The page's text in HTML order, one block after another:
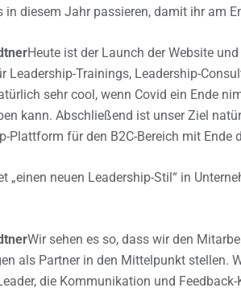
in diesem Jahr passieren, damit ihr am
Heute ist der Launch der Website
Leadership-Trainings, Leadership-
sehr cool, wenn Covid ein Ende
kann. Abschließend ist unser Ziel
Plattform für den B2C-Bereich mit Ende
„einen neuen Leadership-Stil“ in
Wir sehen es so, dass wir den
als Partner in den Mittelpunkt stellen.
die Kommunikation und